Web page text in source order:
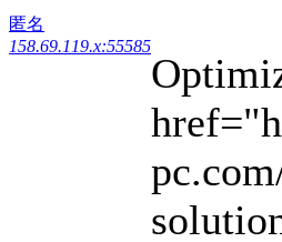
匿名
158.69.119.x:55585